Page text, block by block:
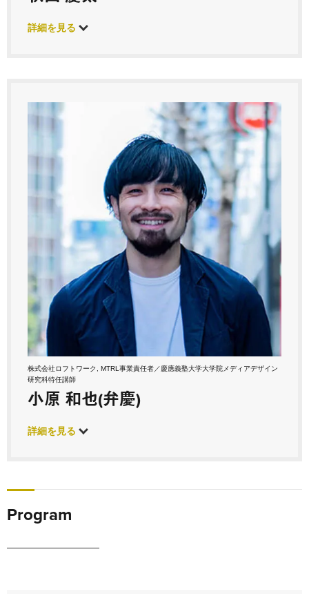
詳細を見る
株式会社ロフトワーク, MTRL事業責任者／慶應義塾大学大学院メディアデザイン
研究科特任講師
小原 和也(弁慶)
詳細を見る
Program